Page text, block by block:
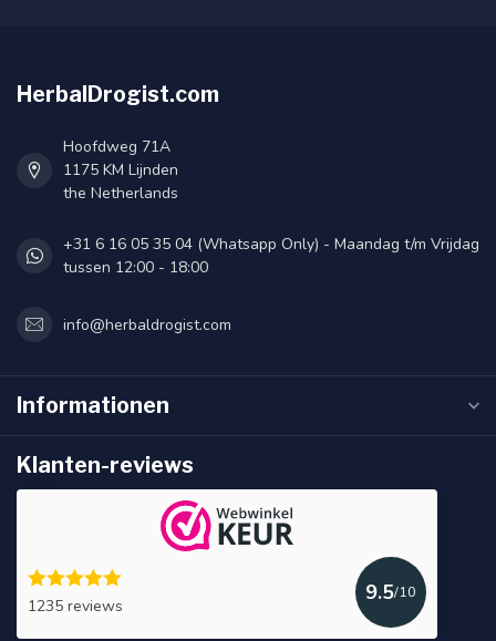
HerbalDrogist.com
Hoofdweg 71A
1175 KM Lijnden
the Netherlands
+31 6 16 05 35 04 (Whatsapp Only) - Maandag t/m Vrijdag
tussen 12:00 - 18:00
info@herbaldrogist.com
Informationen
Klanten-reviews
1235 reviews
9.5/10